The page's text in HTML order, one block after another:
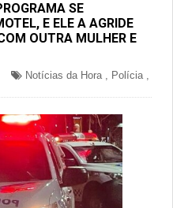
SE
E ELE A AGRIDE
OUTRA MULHER E
Notícias da Hora, Polícia,